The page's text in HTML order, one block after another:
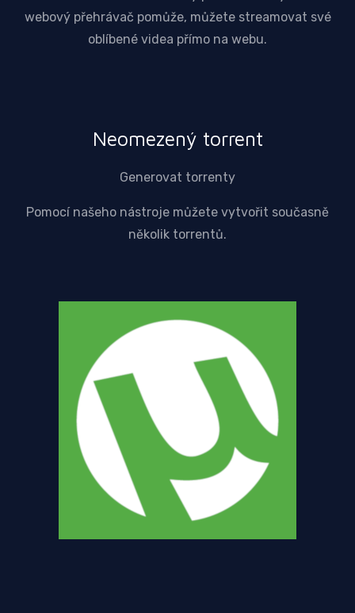
webový přehrávač pomůže, můžete streamovat své
oblíbené videa přímo na webu.
Neomezený torrent
Generovat torrenty
Pomocí našeho nástroje můžete vytvořit současně
několik torrentů.